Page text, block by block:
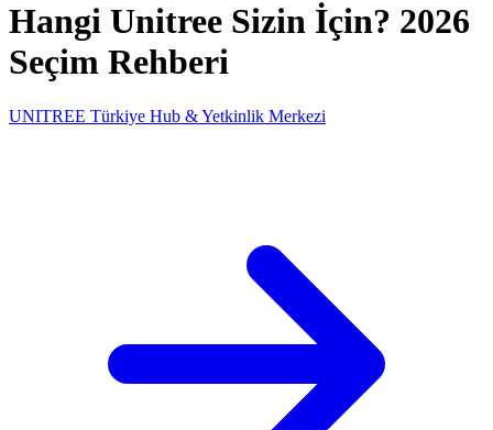
Hangi Unitree Sizin İçin? 2026
Seçim Rehberi
UNITREE Türkiye Hub & Yetkinlik Merkezi